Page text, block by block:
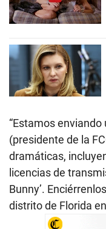
“Estamos
(presidente de la
dramáticas,
licencias de
Bunny’.
distrito de Florida